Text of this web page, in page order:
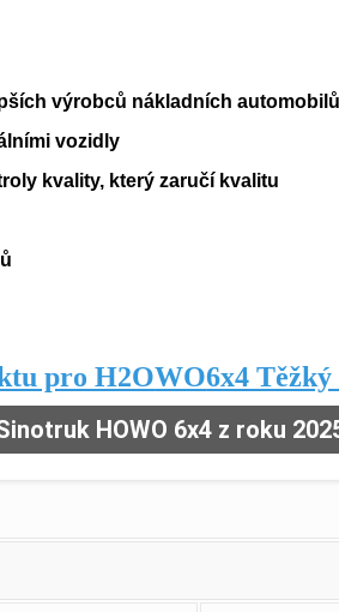
výrobců nákladních
vozidly
kvality, který zaručí kvalitu
pro H2OWO6x4
HOWO 6x4 z ​​roku